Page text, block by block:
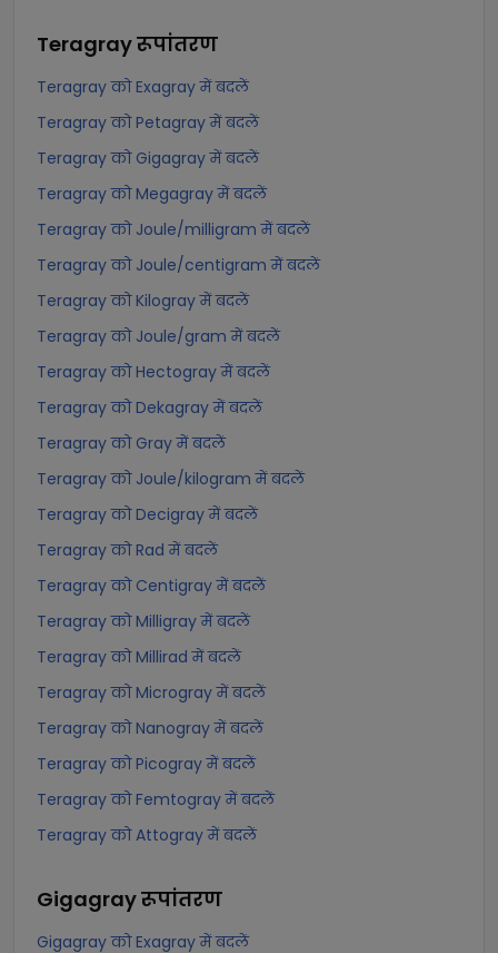
Teragrayरूपांतरण
Teragray को Exagray में बदलें
Teragray को Petagray में बदलें
Teragray को Gigagray में बदलें
Teragray को Megagray में बदलें
Teragray को Joule/milligram में बदलें
Teragray को Joule/centigram में बदलें
Teragray को Kilogray में बदलें
Teragray को Joule/gram में बदलें
Teragray को Hectogray में बदलें
Teragray को Dekagray में बदलें
Teragray को Gray में बदलें
Teragray को Joule/kilogram में बदलें
Teragray को Decigray में बदलें
Teragray को Rad में बदलें
Teragray को Centigray में बदलें
Teragray को Milligray में बदलें
Teragray को Millirad में बदलें
Teragray को Microgray में बदलें
Teragray को Nanogray में बदलें
Teragray को Picogray में बदलें
Teragray को Femtogray में बदलें
Teragray को Attogray में बदलें
Gigagrayरूपांतरण
Gigagray को Exagray में बदलें